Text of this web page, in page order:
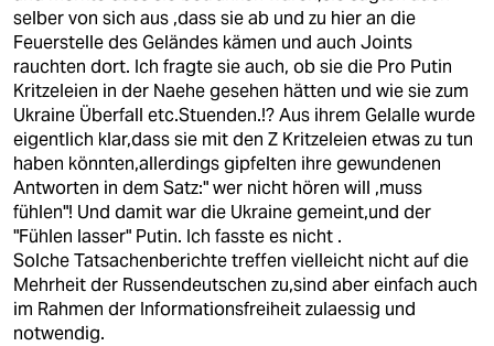
selber von sich aus ,dass sie ab und zu hier an die
Feuerstelle des Geländes kämen und auch Joints
rauchten dort. Ich fragte sie auch, ob sie die Pro Putin
Kritzeleien in der Naehe gesehen hätten und wie sie zum
Ukraine Überfall etc.Stuenden.!? Aus ihrem Gelalle wurde
eigentlich klar,dass sie mit den Z Kritzeleien etwas zu tun
haben könnten,allerdings gipfelten ihre gewundenen
Antworten in dem Satz:" wer nicht hören will ,muss
fühlen"! Und damit war die Ukraine gemeint,und der
"Fühlen lasser" Putin. Ich fasste es nicht .
Solche Tatsachenberichte treffen vielleicht nicht auf die
Mehrheit der Russendeutschen zu,sind aber einfach auch
im Rahmen der Informationsfreiheit zulaessig und
notwendig.